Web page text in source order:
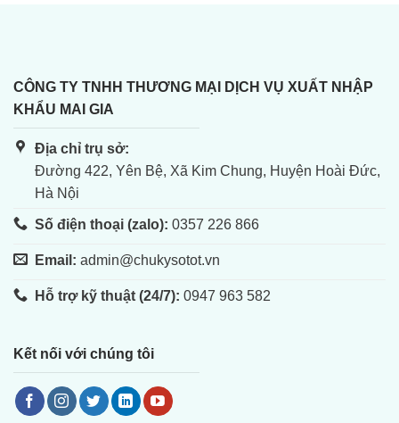
CÔNG TY TNHH THƯƠNG MẠI DỊCH VỤ XUẤT NHẬP
KHẨU MAI GIA
Địa chỉ trụ sở:
Đường 422, Yên Bệ, Xã Kim Chung, Huyện Hoài Đức,
Hà Nội
Số điện thoại (zalo): 0357 226 866
Email: admin@chukysotot.vn
Hỗ trợ kỹ thuật (24/7): 0947 963 582
Kết nối với chúng tôi